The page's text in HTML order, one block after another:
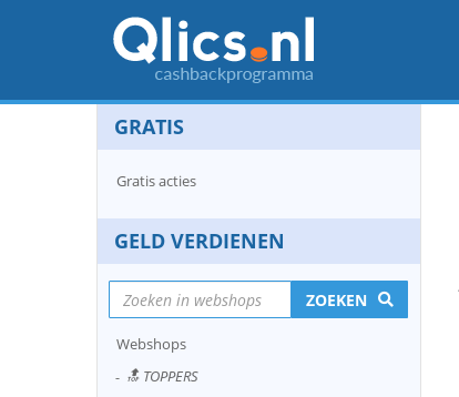
GRATIS
Gratis acties
GELD VERDIENEN
ZOEKEN
Webshops
🔝 TOPPERS